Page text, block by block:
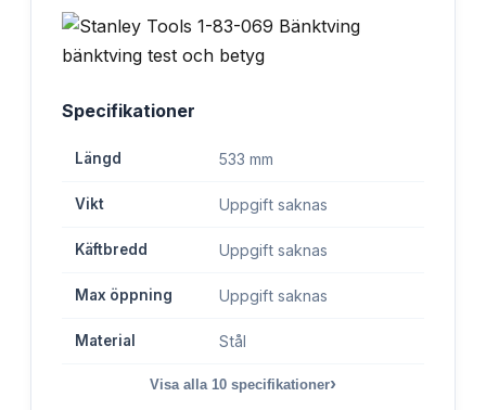
Specifikationer
Längd 533 mm
Vikt Uppgift saknas
Käftbredd Uppgift saknas
Max öppning Uppgift saknas
Material Stål
Visa alla 10 specifikationer›